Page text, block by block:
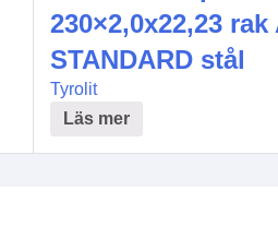
230×2,0x22,23 rak
STANDARD stål
Tyrolit
Läs mer